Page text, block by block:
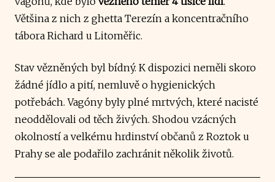
Většina z nich z ghetta Terezín a koncentračního
tábora Richard u Litoměřic.
Stav vězněných byl bídný. K dispozici neměli skoro
žádné jídlo a pití, nemluvě o hygienických
potřebách. Vagóny byly plné mrtvých, které nacisté
neoddělovali od těch živých. Shodou vzácných
okolností a velkému hrdinství občanů z Roztok u
Prahy se ale podařilo zachránit několik životů.